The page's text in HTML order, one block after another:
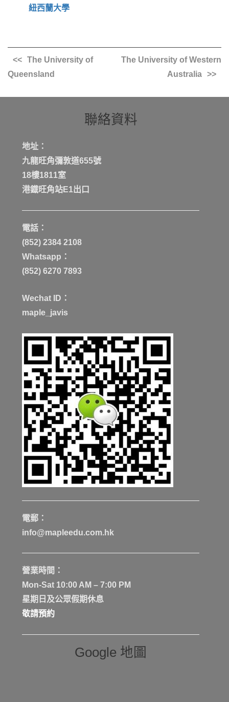
紐西蘭大學
The University of
Queensland
The University of Western
Australia
聯絡資料
地址：
九龍旺角彌敦道655號
18樓1811室
港鐡旺角站E1出口
電話：
(852) 2384 2108
Whatsapp：
(852) 6270 7893
Wechat ID：
maple_javis
電郵：
info@mapleedu.com.hk
營業時間：
Mon-Sat 10:00 AM – 7:00 PM
星期日及公眾假期休息
敬請預約
Google 地圖